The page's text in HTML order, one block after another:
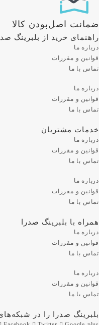
ضمانت اصل‌بودن کالا
راهنمای خرید از بلبرینگ
درباره ما
قوانین و مقررات
تماس با ما
درباره ما
قوانین و مقررات
تماس با ما
خدمات مشتریان
درباره ما
قوانین و مقررات
تماس با ما
درباره ما
قوانین و مقررات
تماس با ما
همراه با بلبرینگ صدرا
درباره ما
قوانین و مقررات
تماس با ما
درباره ما
قوانین و مقررات
تماس با ما
بلبرینگ صدرا را در